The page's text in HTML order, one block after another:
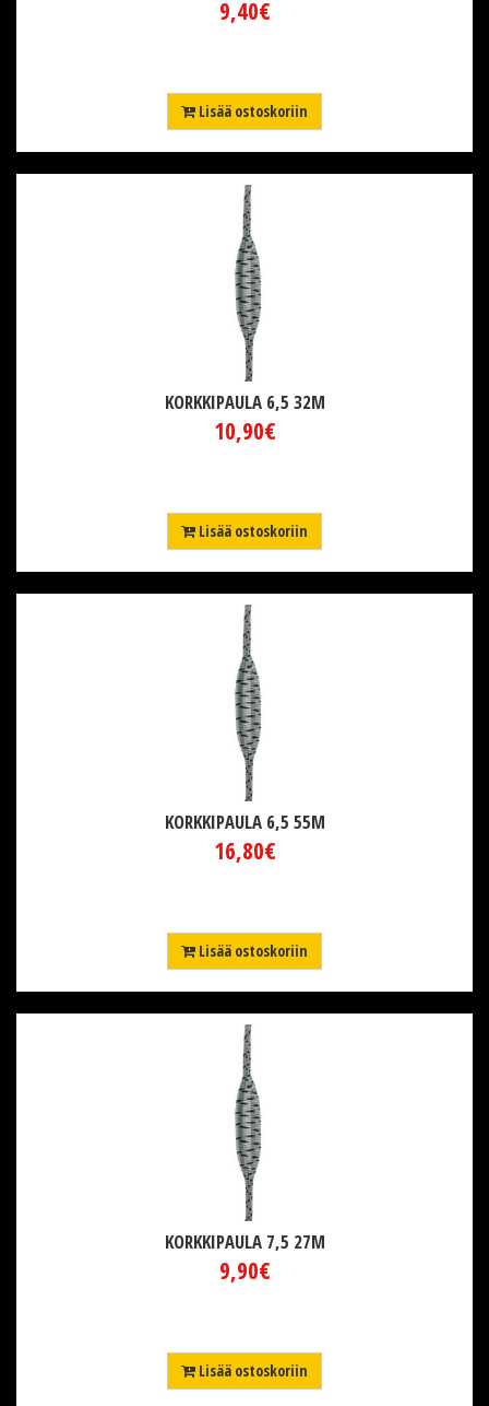
9,40€
Lisää ostoskoriin
KORKKIPAULA 6,5 32M
10,90€
Lisää ostoskoriin
KORKKIPAULA 6,5 55M
16,80€
Lisää ostoskoriin
KORKKIPAULA 7,5 27M
9,90€
Lisää ostoskoriin